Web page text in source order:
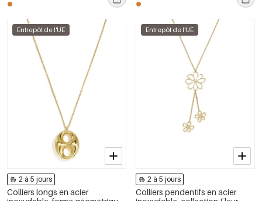
Entrepôt de l'UE
2 à 5 jours
Colliers longs en acier
Entrepôt de l'UE
2 à 5 jours
Colliers pendentifs en acier